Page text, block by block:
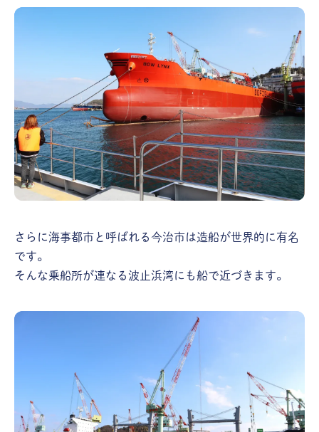
さらに海事都市と呼ばれる今治市は造船が世界的に有名
です。
そんな乗船所が連なる波止浜湾にも船で近づきます。